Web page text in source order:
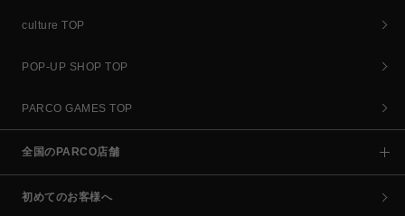
culture TOP
POP-UP SHOP TOP
PARCO GAMES TOP
全国のPARCO店舗
初めてのお客様へ